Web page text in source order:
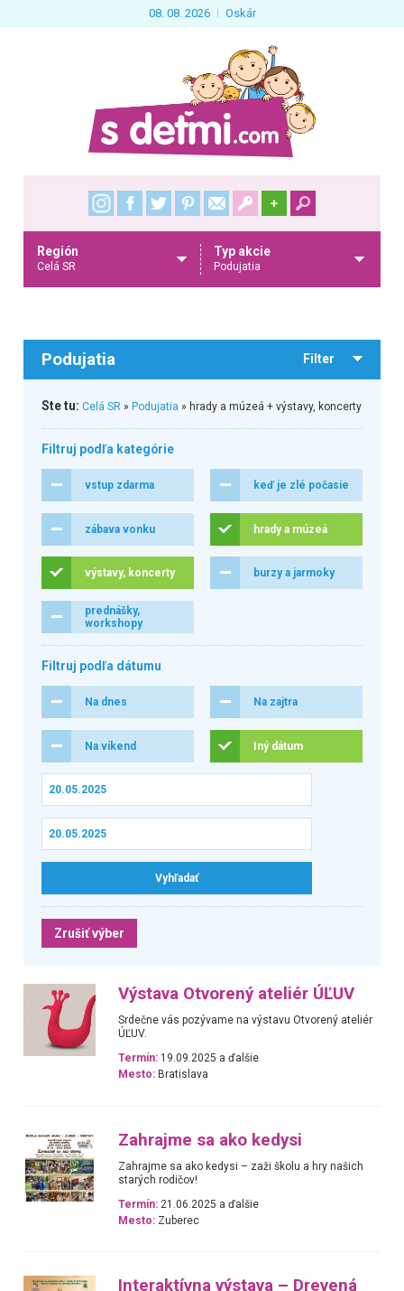
08. 08. 2026 Oskár
+
Región
Celá SR
Typ akcie
Podujatia
Podujatia Filter
Ste tu: Celá SR» Podujatia » hrady a múzeá + výstavy, koncerty
Filtruj podľa kategórie
vstup zdarma keď je zlé počasie
zábava vonku hrady a múzeá
výstavy, koncerty burzy a jarmoky
prednášky,
workshopy
Filtruj podľa dátumu
Na dnes Na zajtra
Na víkend Iný dátum
Zrušiť výber
Výstava Otvorený ateliér ÚĽUV
Srdečne vás pozývame na výstavu Otvorený ateliér
ÚĽUV.
Termín: 19.09.2025 a ďalšie
Mesto: Bratislava
Zahrajme sa ako kedysi
Zahrajme sa ako kedysi – zaži školu a hry našich
starých rodičov!
Termín: 21.06.2025 a ďalšie
Mesto: Zuberec
Interaktívna výstava – Drevená